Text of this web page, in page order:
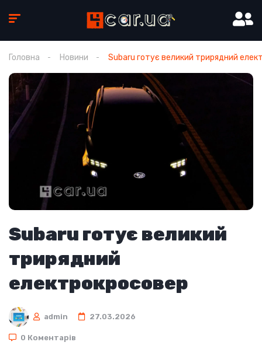
Головна Новини Subaru готує великий трирядний
Subaru готує великий
трирядний
електрокросовер
admin 27.03.2026
0 Коментарів